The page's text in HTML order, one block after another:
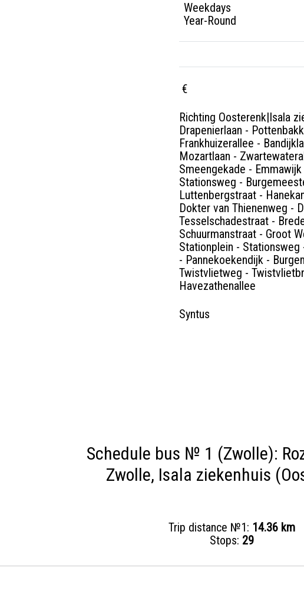
Weekdays
Year-Round
€
Richting Oosterenk|Isala
Drapenierlaan -
Frankhuizerallee -
Mozartlaan -
Smeengekade -
Stationsweg -
Luttenbergstraat -
Dokter van Thienenweg -
Tesselschadestraat -
Schuurmanstraat - Groot
Stationplein -
- Pannekoekendijk -
Twistvlietweg -
Havezathenallee
Syntus
Schedule bus № 1 (Zwolle):
Zwolle, Isala ziekenhuis
Trip distance №1: 14.36 km
Stops: 29